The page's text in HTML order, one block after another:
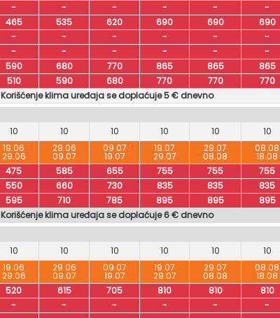
- - - - - -
465 535 620 690 690 690
- - - - - -
- - - - - -
590 680 770 865 865 865
510 590 680 770 770 770
Korišćenje klima uređaja se doplaćuje 5 € dnevno
10 10 10 10 10 10
19.06
29.06
29.06
09.07
09.07
19.07
19.07
29.07
29.07
08.08
08.08
18.08
475 585 655 755 755 755
550 660 730 835 835 835
595 710 785 895 895 895
Korišćenje klima uređaja se doplaćuje 6 € dnevno
10 10 10 10 10 10
19.06
29.06
29.06
09.07
09.07
19.07
19.07
29.07
29.07
08.08
08.08
18.08
520 615 705 810 810 810
- - - - - -